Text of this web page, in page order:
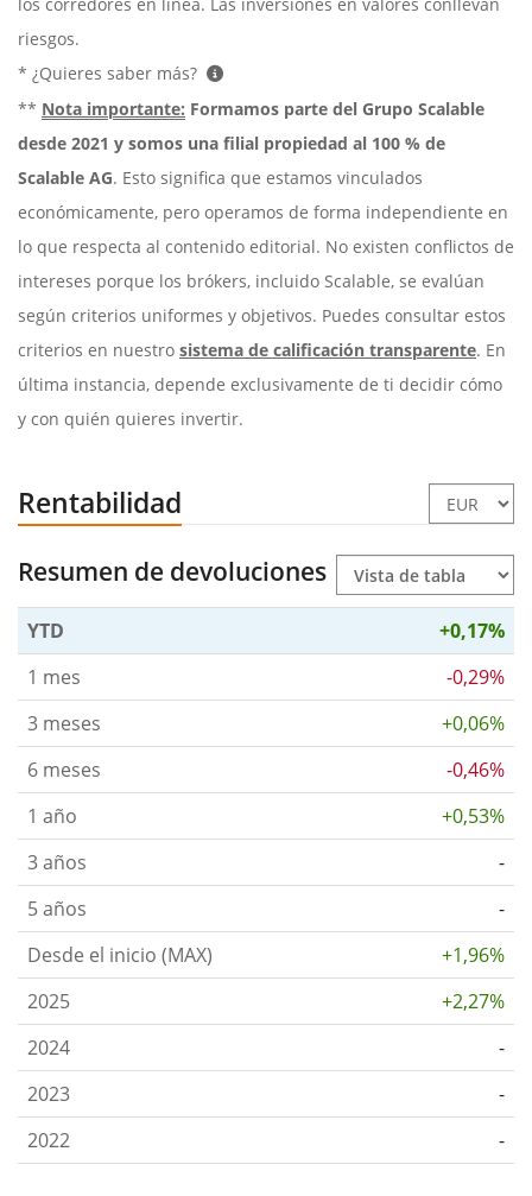
riesgos.
* ¿Quieres saber más?
** Nota importante: Formamos parte del Grupo Scalable
desde 2021 y somos una filial propiedad al 100 % de
Scalable AG. Esto significa que estamos vinculados
económicamente, pero operamos de forma independiente en
lo que respecta al contenido editorial. No existen conflictos de
intereses porque los brókers, incluido Scalable, se evalúan
según criterios uniformes y objetivos. Puedes consultar estos
criterios en nuestro sistema de calificación transparente. En
última instancia, depende exclusivamente de ti decidir cómo
y con quién quieres invertir.
Rentabilidad
Resumen de devoluciones
YTD
+0,17%
1 mes
-0,29%
3 meses
+0,06%
6 meses
-0,46%
1 año
+0,53%
3 años
-
5 años
-
Desde el inicio (MAX)
+1,96%
2025
+2,27%
2024
-
2023
-
2022
-